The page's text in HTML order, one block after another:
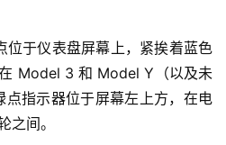
于仪表盘屏幕上，紧挨着蓝色
Model 3 和 Model Y（以及未
指示器位于屏幕左上方，在电
之间。